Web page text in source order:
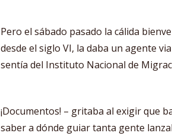
Pero el sábado pasado la cálida
desde el siglo VI, la daba un agente
sentía del Instituto Nacional de
¡Documentos! – gritaba al exigir que
saber a dónde guiar tanta gente